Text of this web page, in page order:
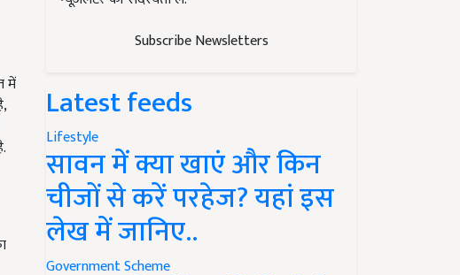
में
Subscribe Newsletters
Latest feeds
Lifestyle
सावन में क्या खाएं और किन
चीजों से करें परहेज? यहां इस
लेख में जानिए..
Government Scheme